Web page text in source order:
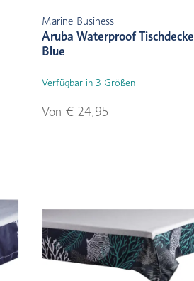
Marine Business
Aruba Waterproof Tischdecke
Blue
Verfügbar in 3 Größen
Von € 24,95